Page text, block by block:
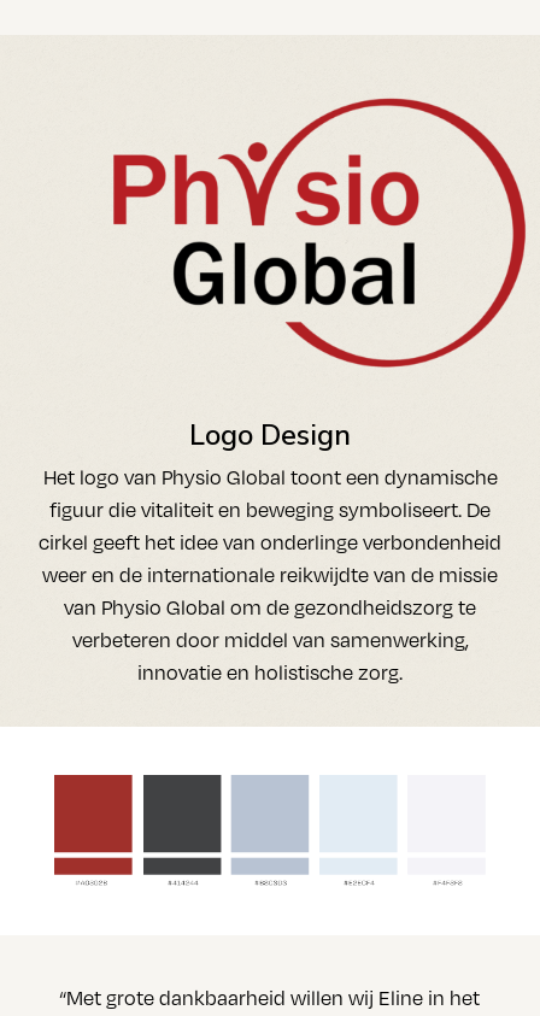
Logo Design
Het logo van Physio Global toont een dynamische
figuur die vitaliteit en beweging symboliseert. De
cirkel geeft het idee van onderlinge verbondenheid
weer en de internationale reikwijdte van de missie
van Physio Global om de gezondheidszorg te
verbeteren door middel van samenwerking,
innovatie en holistische zorg.
“Met grote dankbaarheid willen wij Eline in het